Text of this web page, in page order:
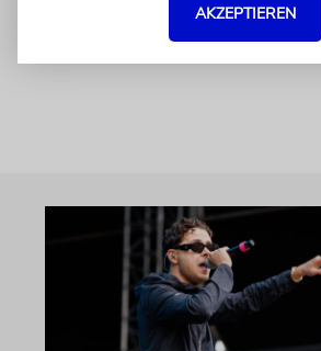
am 27. Januar wird live im
AKZEPTIEREN